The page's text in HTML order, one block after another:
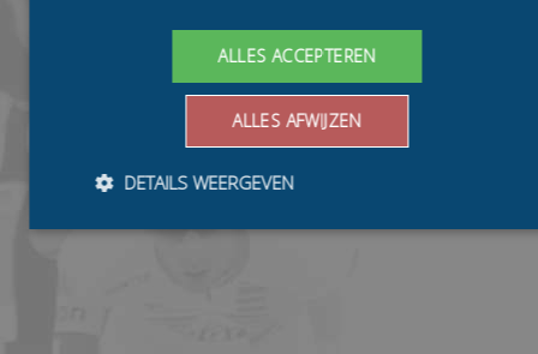
ALLES ACCEPTEREN
ALLES AFWIJZEN
DETAILS WEERGEVEN